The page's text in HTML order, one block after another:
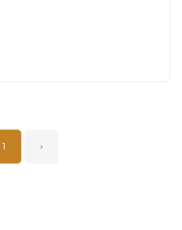
1 ›